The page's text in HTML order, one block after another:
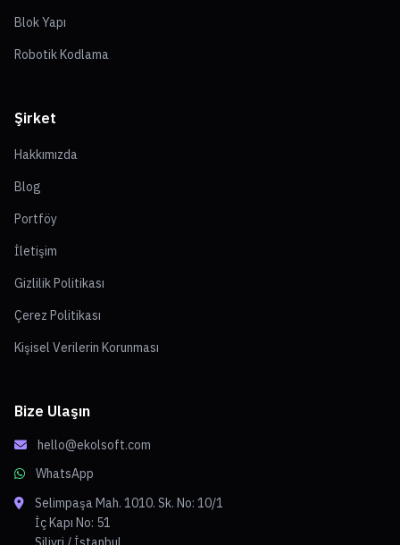
Blok Yapı
Robotik Kodlama
Şirket
Hakkımızda
Blog
Portföy
İletişim
Gizlilik Politikası
Çerez Politikası
Kişisel Verilerin Korunması
Bize Ulaşın
hello@ekolsoft.com
WhatsApp
Selimpaşa Mah. 1010. Sk. No: 10/1
İç Kapı No: 51